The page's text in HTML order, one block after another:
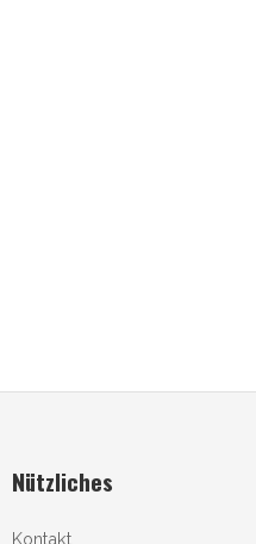
Nützliches
Kontakt